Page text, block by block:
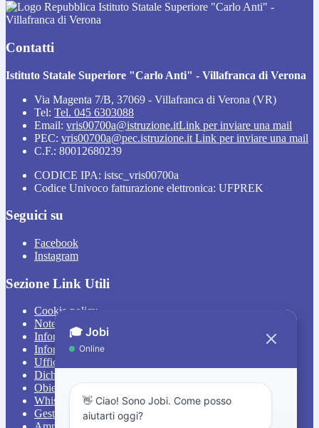
Istituto Statale Superiore "Carlo Anti" -
Villafranca di Verona
Contatti
Istituto Statale Superiore "Carlo Anti" - Villafranca di Verona
Via Magenta 7/B, 37069 - Villafranca di Verona (VR)
Tel: Tel. 045 6303088
Email: vris00700a@istruzione.itLink per inviare una mail
PEC: vris00700a@pec.istruzione.it Link per inviare una mail
C.F.: 80012680239
CODICE IPA: istsc_vris00700a
Codice Univoco fatturazione elettronica: UFPREK
Seguici su
Facebook
Instagram
Sezione Link Utili
Cookie policy
Note legali
Informativa Privacy
Informativa Privacy chatbot Jobi
Ufficio Relazioni con il Pubblico
Dichiarazione di accessibilità
Obiettivi di accessibilità
Whistleblowing
Gestione consensi cookie